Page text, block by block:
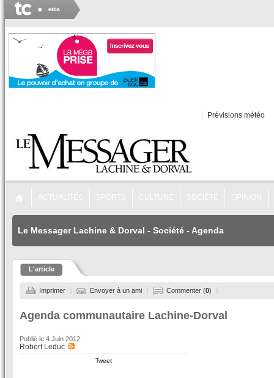
Prévisions météo
Le Messager Lachine & Dorval - Société - Agenda
L'article
Imprimer Envoyer à un ami Commenter (0)
Agenda communautaire Lachine-Dorval
Publié le 4 Juin 2012
Robert Leduc
Tweet